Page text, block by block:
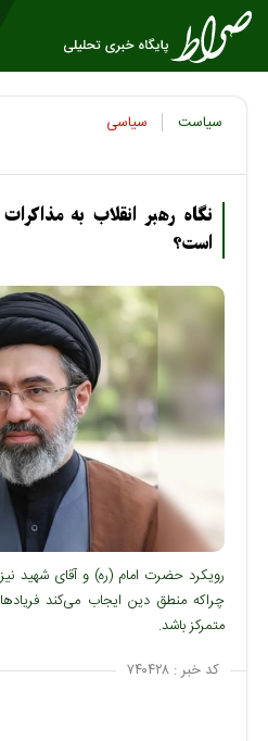
سیاست سیاسی
نگاه رهبر انقلاب به
است؟
رویکرد حضرت امام (ره) و آقای شهید نیز
چراکه منطق دین ایجاب می‌کند
متمرکز باشد.
کد خبر : ۷۴۰۴۲۸